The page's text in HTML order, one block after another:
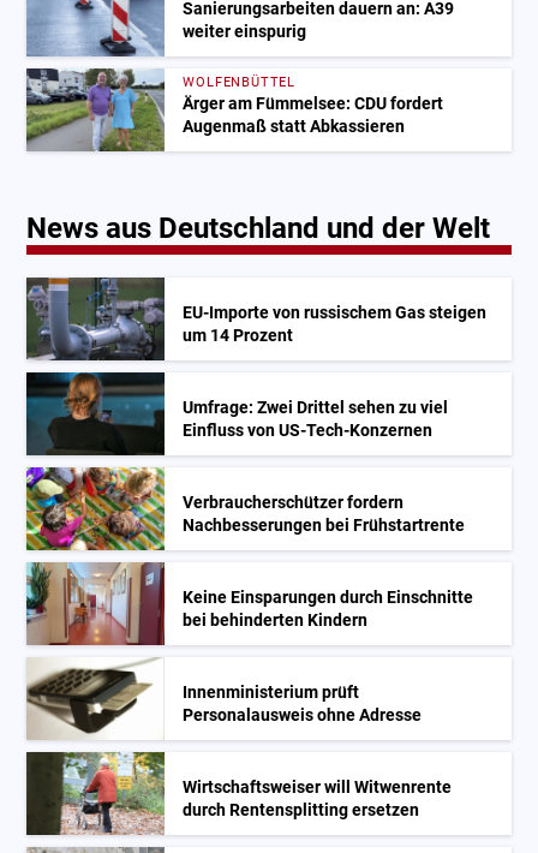
Sanierungsarbeiten dauern an: A39
weiter einspurig
WOLFENBÜTTEL
Ärger am Fümmelsee: CDU fordert
Augenmaß statt Abkassieren
News aus Deutschland und der Welt
EU-Importe von russischem Gas steigen
um 14 Prozent
Umfrage: Zwei Drittel sehen zu viel
Einfluss von US-Tech-Konzernen
Verbraucherschützer fordern
Nachbesserungen bei Frühstartrente
Keine Einsparungen durch Einschnitte
bei behinderten Kindern
Innenministerium prüft
Personalausweis ohne Adresse
Wirtschaftsweiser will Witwenrente
durch Rentensplitting ersetzen